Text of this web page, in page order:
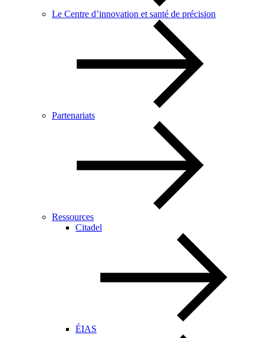
Le Centre d’innovation et santé de précision
Partenariats
Ressources
Citadel
ÉIAS